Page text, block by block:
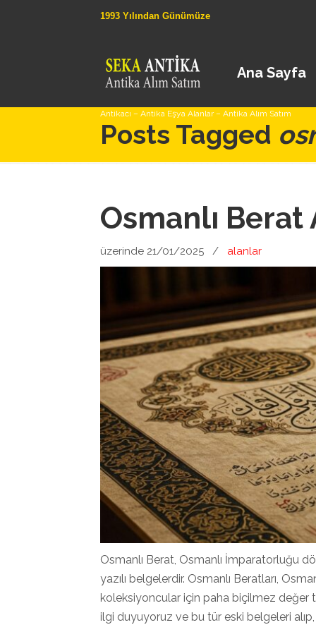
1993 Yılından Günümüze
Antikacı – Antika Eşya Alanlar – Antika Alım Satım
Ana Sayfa
Posts Tagged
Osmanlı
üzerinde 21/01/2025 / alanlar
Osmanlı Berat, Osmanlı İmparatorluğu
yazılı belgelerdir. Osmanlı Beratları,
koleksiyoncular için paha biçilmez değer
ilgi duyuyoruz ve bu tür eski belgeleri